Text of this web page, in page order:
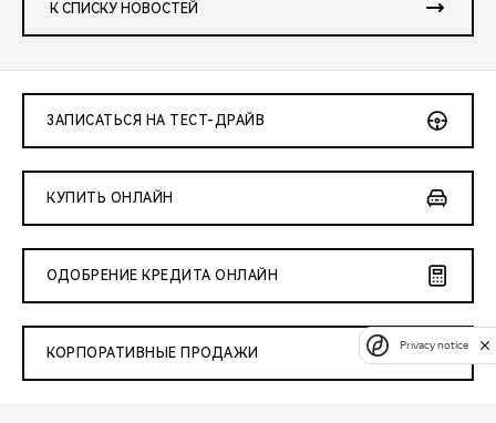
К СПИСКУ НОВОСТЕЙ
ЗАПИСАТЬСЯ НА ТЕСТ-ДРАЙВ
КУПИТЬ ОНЛАЙН
ОДОБРЕНИЕ КРЕДИТА ОНЛАЙН
КОРПОРАТИВНЫЕ ПРОДАЖИ
Privacy notice